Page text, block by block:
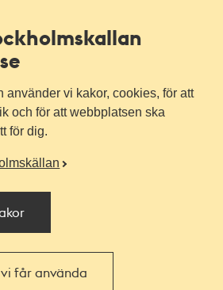
använder vi kakor, cookies, för att
och för att webbplatsen ska
för dig.
får använda